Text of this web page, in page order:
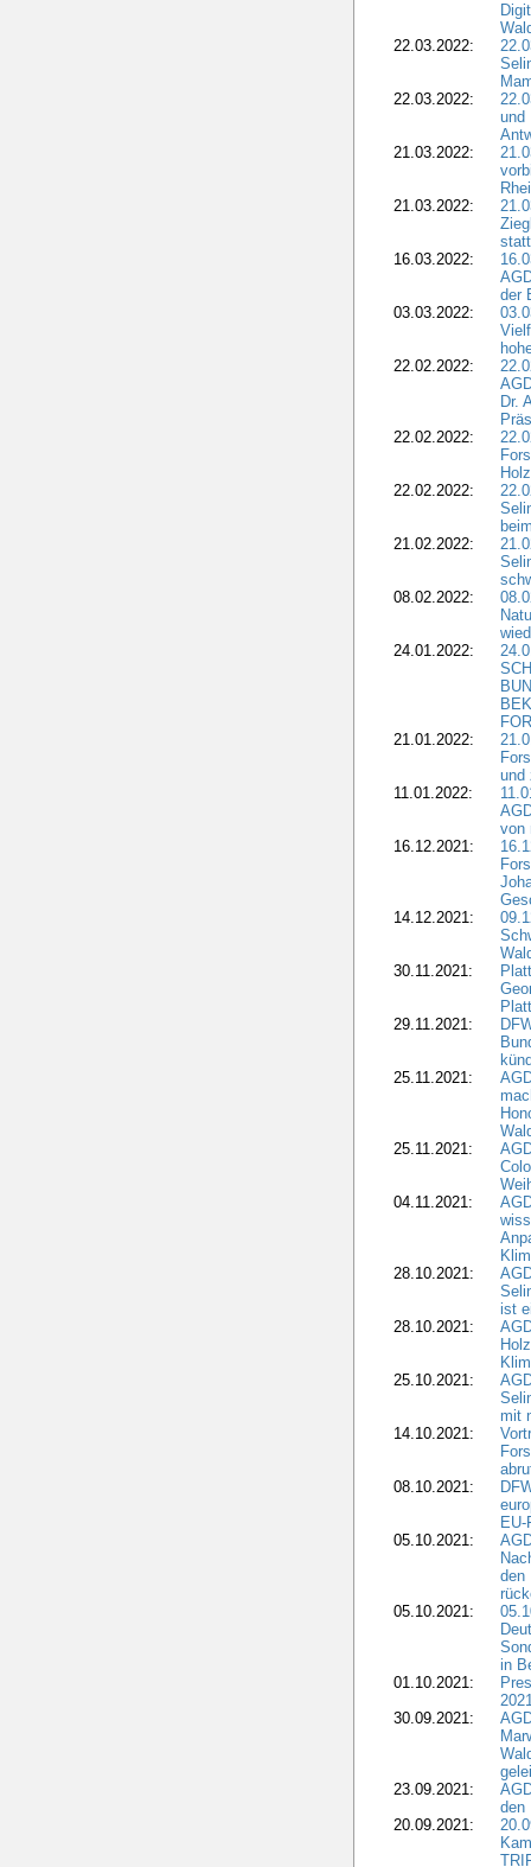
22.03.2022:
22.03.2022:
und
21.03.2022:
21.03.2022:
16.03.2022:
der
03.03.2022:
22.02.2022:
Dr.
22.02.2022:
22.02.2022:
21.02.2022:
08.02.2022:
24.01.2022:
21.01.2022:
und
11.01.2022:
von
16.12.2021:
14.12.2021:
30.11.2021:
29.11.2021:
25.11.2021:
25.11.2021:
04.11.2021:
28.10.2021:
ist
28.10.2021:
25.10.2021:
mit
14.10.2021:
08.10.2021:
05.10.2021:
den
05.10.2021:
in
01.10.2021:
30.09.2021:
23.09.2021:
den
20.09.2021: